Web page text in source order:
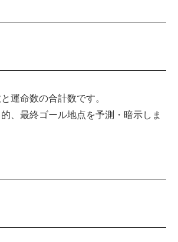
運命数の合計数です。
、最終ゴール地点を予測・暗示しま